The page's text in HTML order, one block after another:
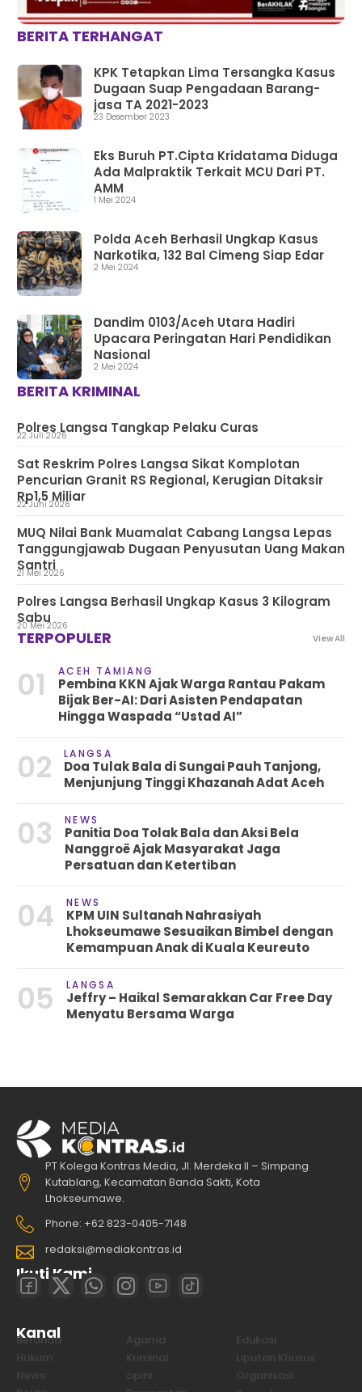
BERITA TERHANGAT
KPK Tetapkan Lima Tersangka Kasus
Dugaan Suap Pengadaan Barang-
jasa TA 2021-2023
23 Desember 2023
Eks Buruh PT.Cipta Kridatama Diduga
Ada Malpraktik Terkait MCU Dari PT.
AMM
1 Mei 2024
Polda Aceh Berhasil Ungkap Kasus
Narkotika, 132 Bal Cimeng Siap Edar
2 Mei 2024
Dandim 0103/Aceh Utara Hadiri
Upacara Peringatan Hari Pendidikan
Nasional
2 Mei 2024
BERITA KRIMINAL
Polres Langsa Tangkap Pelaku Curas
22 Juli 2026
Sat Reskrim Polres Langsa Sikat Komplotan
Pencurian Granit RS Regional, Kerugian Ditaksir
Rp1,5 Miliar
22 Juni 2026
MUQ Nilai Bank Muamalat Cabang Langsa Lepas
Tanggungjawab Dugaan Penyusutan Uang Makan
Santri
21 Mei 2026
Polres Langsa Berhasil Ungkap Kasus 3 Kilogram
Sabu20 Mei 2026
TERPOPULER View All
01 ACEH TAMIANG
Pembina KKN Ajak Warga Rantau Pakam
Bijak Ber-AI: Dari Asisten Pendapatan
Hingga Waspada “Ustad AI”
02 LANGSA
Doa Tulak Bala di Sungai Pauh Tanjong,
Menjunjung Tinggi Khazanah Adat Aceh
03 NEWS
Panitia Doa Tolak Bala dan Aksi Bela
Nanggroë Ajak Masyarakat Jaga
Persatuan dan Ketertiban
04 NEWS
KPM UIN Sultanah Nahrasiyah
Lhokseumawe Sesuaikan Bimbel dengan
Kemampuan Anak di Kuala Keureuto
05 LANGSA
Jeffry – Haikal Semarakkan Car Free Day
Menyatu Bersama Warga
PT Kolega Kontras Media, Jl. Merdeka II – Simpang
Kutablang, Kecamatan Banda Sakti, Kota
Lhokseumawe.
Phone: +62 823-0405-7148
redaksi@mediakontras.id
Ikuti Kami
Kanal
Beranda Agama
Edukasi
Hukum
Kriminal
Liputan Khusus
News
opini
Organisasi